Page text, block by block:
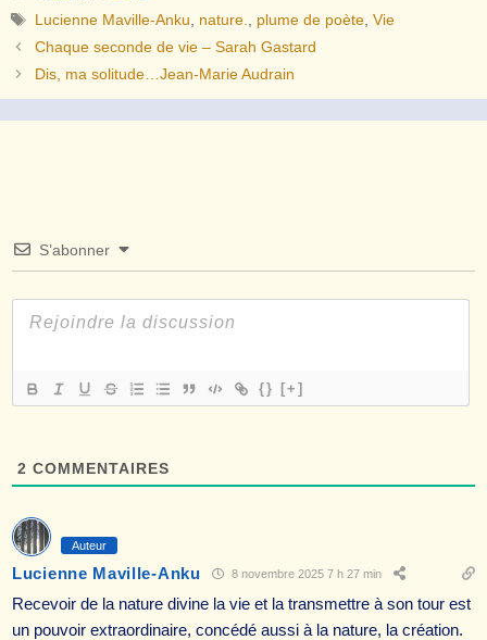
Étiquettes
Lucienne Maville-Anku nature. plume de poète ,Vie
Chaque seconde de vie – Sarah Gastard
Dis, ma solitude…Jean-Marie Audrain
S’abonner
{} [+]
2 COMMENTAIRES
Auteur
Lucienne Maville-Anku 8 novembre 2025 7 h 27 min
Recevoir de la nature divine la vie et la transmettre à son tour est
un pouvoir extraordinaire, concédé aussi à la nature, la création.